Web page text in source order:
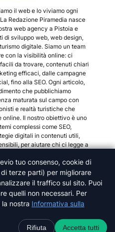
il web e lo viviamo ogni
Redazione Piramedia nasce
web agency a Pistoia e
di sviluppo web, web design,
digitale. Siamo un team
con la visibilità online: ci
da trovare, contenuti chiari
efficaci, dalle campagne
fino alla SEO. Ogni articolo,
che pubblichiamo
maturata sul campo con
e realtà turistiche che
online. Il nostro obiettivo è uno
complessi come SEO,
digitali in contenuti utili,
per aiutare chi ci legge a
tuo consenso, cookie di
terze parti) per migliorare
il traffico sul sito. Puoi
quelli non necessari. Per
nostra Informativa sulla
Rifiuta Accetta tutti